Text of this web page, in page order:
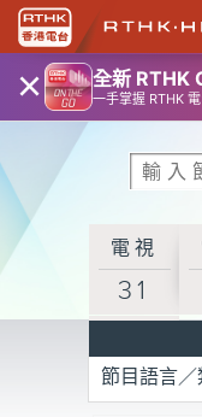
× 全新 RTHK
一手掌握 RTHK
電視
31
R3
節目語言／